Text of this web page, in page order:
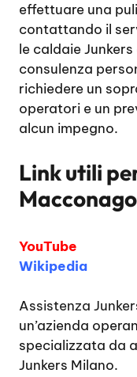
effettuare una
contattando il
le caldaie
consulenza
richiedere un
operatori e un
alcun impegno.
Link utili
YouTube
Wikipedia
Assistenza
un’azienda
specializzata da
Junkers Milano.